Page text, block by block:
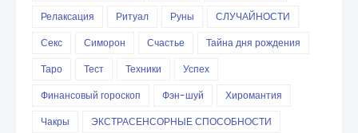
Релаксация
Ритуал Руны
СЛУЧАЙНОСТИ
Секс
Симорон Счастье
Тайна дня рождения
Таро
Тест Техники
Успех
Финансовый гороскоп
Фэн-шуй
Хиромантия
Чакры
ЭКСТРАСЕНСОРНЫЕ СПОСОБНОСТИ